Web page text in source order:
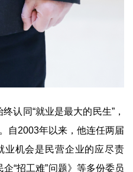
认同“就业是最大的民生”，
自2003年以来，他连任两届
业机会是民营企业的应尽责
“招工难”问题》等多份委员